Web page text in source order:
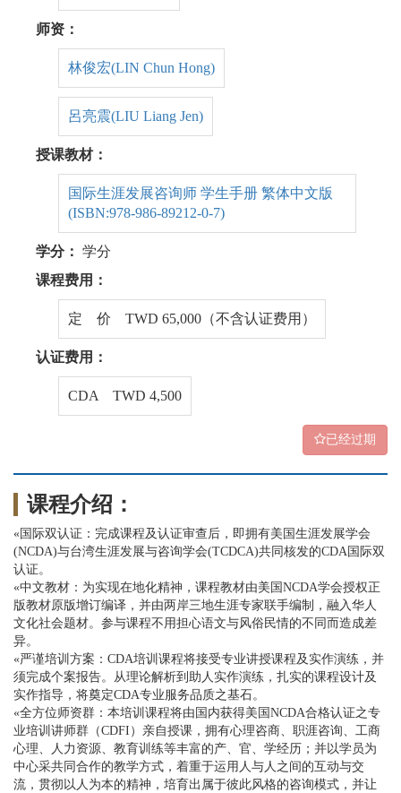
师资：
林俊宏(LIN Chun Hong)
呂亮震(LIU Liang Jen)
授课教材：
国际生涯发展咨询师 学生手册 繁体中文版
(ISBN:978-986-89212-0-7)
学分： 学分
课程费用：
定 价 TWD 65,000（不含认证费用）
认证费用：
CDA TWD 4,500
已经过期
课程介绍：
«国际双认证：完成课程及认证审查后，即拥有美国生涯发展学会
(NCDA)与台湾生涯发展与咨询学会(TCDCA)共同核发的CDA国际双
认证。
«中文教材：为实现在地化精神，课程教材由美国NCDA学会授权正
版教材原版增订编译，并由两岸三地生涯专家联手编制，融入华人
文化社会题材。参与课程不用担心语文与风俗民情的不同而造成差
异。
«严谨培训方案：CDA培训课程将接受专业讲授课程及实作演练，并
须完成个案报告。从理论解析到助人实作演练，扎实的课程设计及
实作指导，将奠定CDA专业服务品质之基石。
«全方位师资群：本培训课程将由国内获得美国NCDA合格认证之专
业培训讲师群（CDFI）亲自授课，拥有心理咨商、职涯咨询、工商
心理、人力资源、教育训练等丰富的产、官、学经历；并以学员为
中心采共同合作的教学方式，着重于运用人与人之间的互动与交
流，贯彻以人为本的精神，培育出属于彼此风格的咨询模式，并让